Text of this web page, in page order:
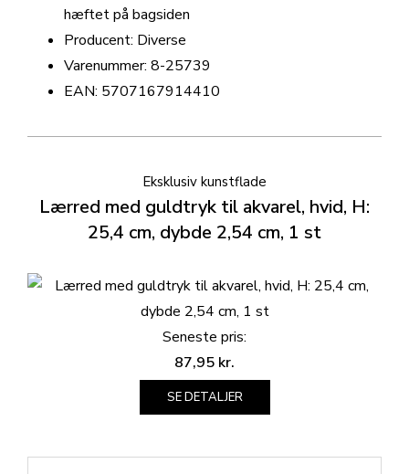
hæftet på bagsiden
Producent: Diverse
Varenummer: 8-25739
EAN: 5707167914410
Eksklusiv kunstflade
Lærred med guldtryk til akvarel, hvid, H:
25,4 cm, dybde 2,54 cm, 1 st
Seneste pris:
87,95 kr.
SE DETALJER